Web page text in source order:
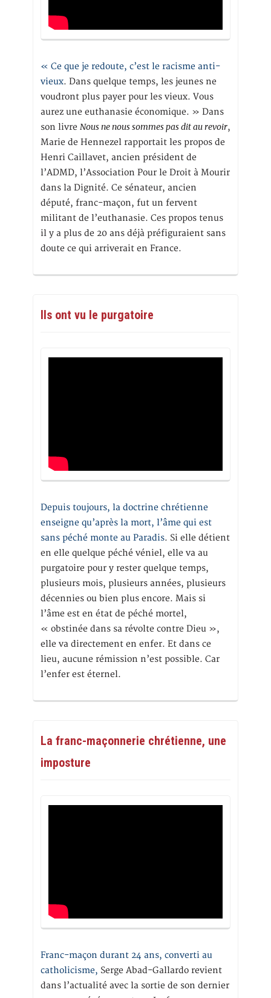
« Ce que je redoute, c’est le racisme anti-
vieux. Dans quelque temps, les jeunes ne
voudront plus payer pour les vieux. Vous
aurez une euthanasie économique. » Dans
son livre Nous ne nous sommes pas dit au revoir,
Marie de Hennezel rapportait les propos de
Henri Caillavet, ancien président de
l’ADMD, l’Association Pour le Droit à Mourir
dans la Dignité. Ce sénateur, ancien
député, franc-maçon, fut un fervent
militant de l’euthanasie. Ces propos tenus
il y a plus de 20 ans déjà préfiguraient sans
doute ce qui arriverait en France.
Ils ont vu le purgatoire
Depuis toujours, la doctrine chrétienne
enseigne qu’après la mort, l’âme qui est
sans péché monte au Paradis. Si elle détient
en elle quelque péché véniel, elle va au
purgatoire pour y rester quelque temps,
plusieurs mois, plusieurs années, plusieurs
décennies ou bien plus encore. Mais si
l’âme est en état de péché mortel,
« obstinée dans sa révolte contre Dieu »,
elle va directement en enfer. Et dans ce
lieu, aucune rémission n’est possible. Car
l’enfer est éternel.
La franc-maçonnerie chrétienne, une
imposture
Franc-maçon durant 24 ans, converti au
catholicisme, Serge Abad-Gallardo revient
dans l’actualité avec la sortie de son dernier